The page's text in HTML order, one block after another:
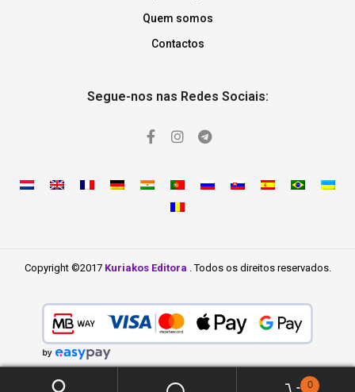
Quem somos
Contactos
Segue-nos nas Redes Sociais:
Copyright ©2017 Kuriakos Editora . Todos os direitos reservados.
0